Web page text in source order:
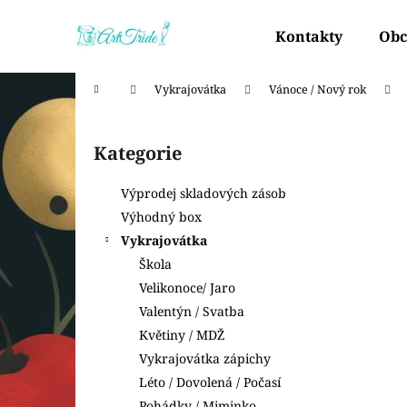
Kontakty
Domů Vykrajovátka Vánoce / Nový rok
t
r
a
í
p
Přeskočit
kategorie
Kategorie
Výprodej skladových zásob
Výhodný box
Vykrajovátka
Škola
Velikonoce/ Jaro
Valentýn / Svatba
Květiny / MDŽ
Vykrajovátka zápichy
Léto / Dovolená / Počasí
í
Zpět
do
obchodu
Zpět
do
obchodu